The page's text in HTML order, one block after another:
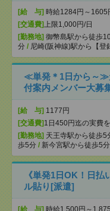
[給 与] 時給1284円～1605
[交通費] 上限1,000円/日
[勤務地] 御幣島駅から徒歩
分 / 尼崎(阪神線)駅から【登
≪単発＊1日から～≫
付案内メンバー大募
[給 与] 1177円
[交通費] 1日450円迄の実費
[勤務地] 天王寺駅から徒歩5
歩5分 / 新今宮駅から徒歩5分
《単発1日OK！日
ル貼り[派遣]
[給 与] 時給1,500円～